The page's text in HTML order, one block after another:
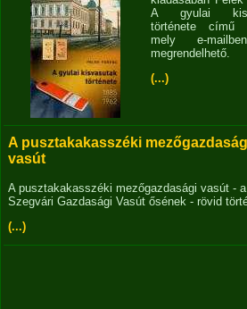
A gyulai
története című
mely e-
megrendelhető.
(...)
A pusztakakasszéki
vasút
A pusztakakasszéki mezőgazdasági vasút - a
Szegvári Gazdasági Vasút ősének - rövid
(...)